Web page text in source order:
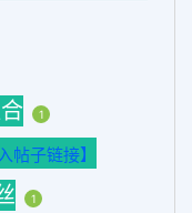
1
子链接】
1